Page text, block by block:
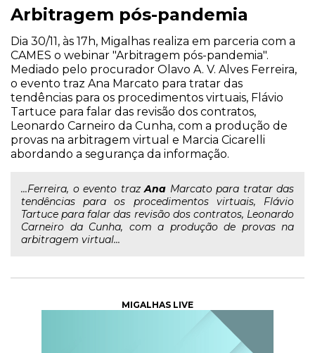
Arbitragem pós-pandemia
Dia 30/11, às 17h, Migalhas realiza em parceria com a
CAMES o webinar "Arbitragem pós-pandemia".
Mediado pelo procurador Olavo A. V. Alves Ferreira,
o evento traz Ana Marcato para tratar das
tendências para os procedimentos virtuais, Flávio
Tartuce para falar das revisão dos contratos,
Leonardo Carneiro da Cunha, com a produção de
provas na arbitragem virtual e Marcia Cicarelli
abordando a segurança da informação.
...Ferreira, o evento trazAna Marcato para tratar das
tendências para os procedimentos virtuais, Flávio
Tartuce para falar das revisão dos contratos, Leonardo
Carneiro da Cunha, com a produção de provas na
arbitragem virtual...
MIGALHAS LIVE